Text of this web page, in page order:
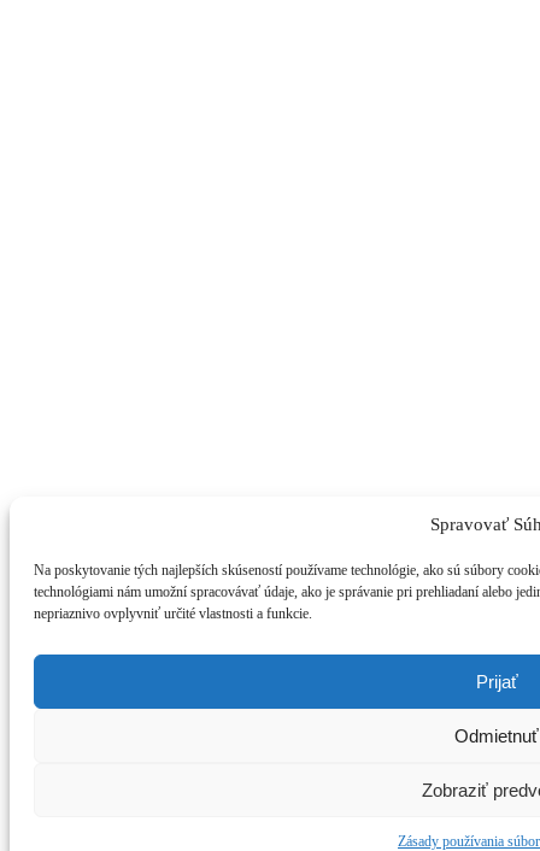
Spravovať
Na poskytovanie tých najlepších skúseností používame technológie, ako sú súbory
technológiami nám umožní spracovávať údaje, ako je správanie pri prehliadaní alebo
nepriaznivo ovplyvniť určité vlastnosti a funkcie.
Prijať
Odmietnuť
Zobraziť
Zásady používania